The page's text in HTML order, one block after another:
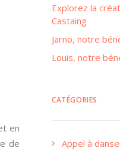
en
de
Explorez la
Castaing
Jarno, notre
Louis, notre
CATÉGORIES
Appel à